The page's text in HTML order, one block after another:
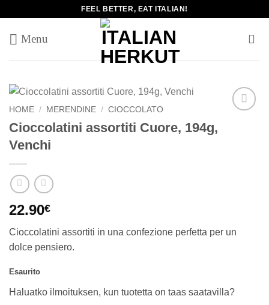
contenuti
FEEL BETTER, EAT ITALIAN!
HOME / MERENDINE / CIOCCOLATO
Cioccolatini assortiti Cuore, 194g,
Venchi
22.90€
Cioccolatini assortiti in una confezione perfetta per un
dolce pensiero.
Esaurito
Haluatko ilmoituksen, kun tuotetta on taas saatavilla?